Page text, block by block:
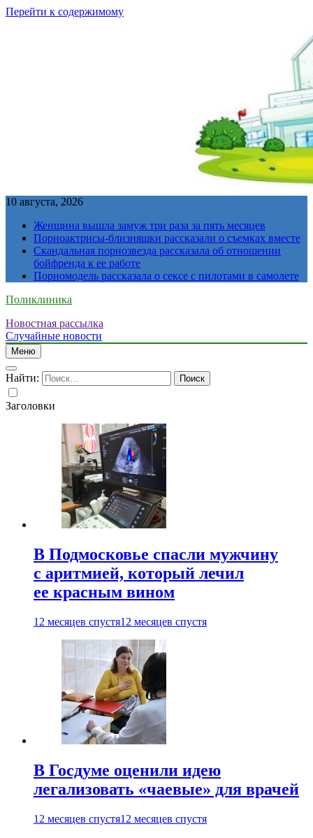
Перейти к содержимому
10 августа, 2026
Женщина вышла замуж три раза за пять месяцев
Порноактрисы-близняшки рассказали о съемках вместе
Скандальная порнозвезда рассказала об отношении
бойфренда к ее работе
Порномодель рассказала о сексе с пилотами в самолете
Поликлиника
Новостная рассылка
Случайные новости
Меню
Найти:
Заголовки
В Подмосковье спасли мужчину
с аритмией, который лечил
ее красным вином
12 месяцев спустя12 месяцев спустя
В Госдуме оценили идею
легализовать «чаевые» для врачей
12 месяцев спустя12 месяцев спустя